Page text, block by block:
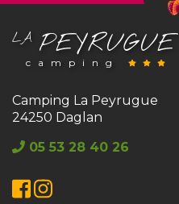
LAPEYRUGUE
camping
Camping La Peyrugue
24250 Daglan
05 53 28 40 26
Facebook
Instagram